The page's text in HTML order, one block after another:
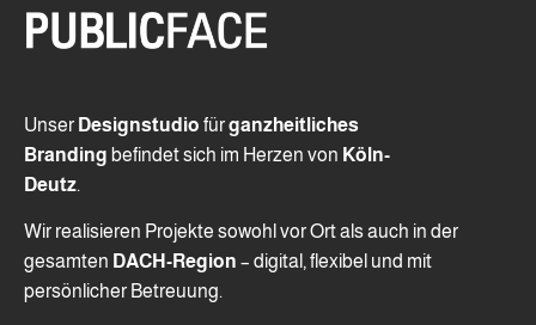
Unser Designstudio fürganzheitliches
Branding befindet sich im Herzen von Köln-
Deutz.
Wir realisieren Projekte sowohl vor Ort als auch in der
gesamten DACH-Region – digital, flexibel und mit
persönlicher Betreuung.